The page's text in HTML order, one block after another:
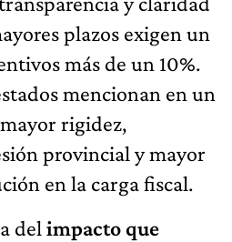
plazos exigen un
más de un 10%.
mencionan en un
rigidez,
provincial y mayor
en la carga fiscal.
del impacto que